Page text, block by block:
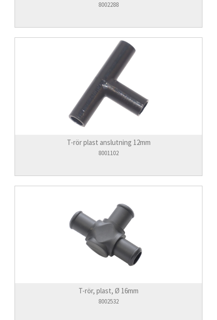
8002288
T-rör plast anslutning 12mm
8001102
T-rör, plast, Ø 16mm
8002532